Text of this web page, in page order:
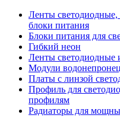
Ленты
блоки питания
Блоки питания для
Гибкий неон
Ленты
Модули
Платы с линзой
Профиль для
профилям
Радиаторы для